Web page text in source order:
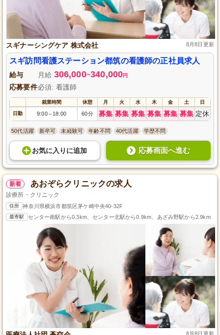
スギナーシングケア 株式会社 8月8日更新
スギ訪問看護ステーション都筑の看護師の正社員求人
給与 月給 306,000~340,000円
応募要件必須: 看護師
就業時間 休憩 月 火 水 木 金 土 日
日勤 9:00～ 18:00 60分 募集 募集 募集 募集 募集 募集 定休
50代活躍 新卒可 未経験可 年齢不問 40代活躍 学歴不問
お気に入り に追加 応募画面へ進む
新着 あおぞらクリニックの求人
診療所・クリニック
住所 神奈川県横浜市都筑区茅ケ崎中央40-32F
最寄駅 センター南駅から0.3km、センター北駅から0.9km、あざみ野駅から2.9km
8月8日更新